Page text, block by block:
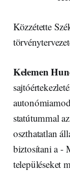
Közzétette
Kelemen
statútummal
oszthatatlan
biztosítani a -
településeket